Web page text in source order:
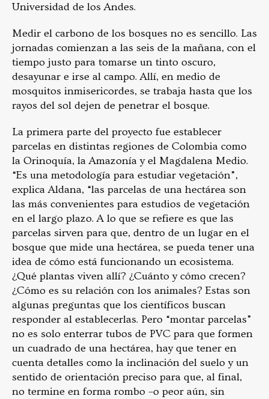
Universidad de los Andes.
Medir el carbono de los bosques no es sencillo. Las
jornadas comienzan a las seis de la mañana, con el
tiempo justo para tomarse un tinto oscuro,
desayunar e irse al campo. Allí, en medio de
mosquitos inmisericordes, se trabaja hasta que los
rayos del sol dejen de penetrar el bosque.
La primera parte del proyecto fue establecer
parcelas en distintas regiones de Colombia como
la Orinoquía, la Amazonía y el Magdalena Medio.
“Es una metodología para estudiar vegetación”,
explica Aldana, “las parcelas de una hectárea son
las más convenientes para estudios de vegetación
en el largo plazo. A lo que se refiere es que las
parcelas sirven para que, dentro de un lugar en el
bosque que mide una hectárea, se pueda tener una
idea de cómo está funcionando un ecosistema.
¿Qué plantas viven allí? ¿Cuánto y cómo crecen?
¿Cómo es su relación con los animales? Estas son
algunas preguntas que los científicos buscan
responder al establecerlas. Pero “montar parcelas”
no es solo enterrar tubos de PVC para que formen
un cuadrado de una hectárea, hay que tener en
cuenta detalles como la inclinación del suelo y un
sentido de orientación preciso para que, al final,
no termine en forma rombo –o peor aún, sin